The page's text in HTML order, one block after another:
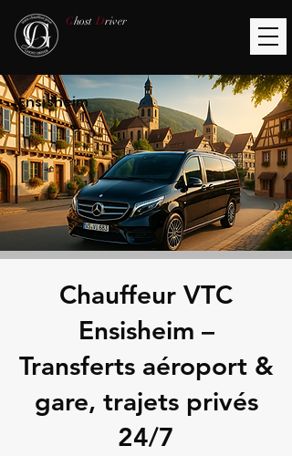
Ghost Driver
Ensisheim
Chauffeur VTC
Ensisheim –
Transferts aéroport &
gare, trajets privés
24/7